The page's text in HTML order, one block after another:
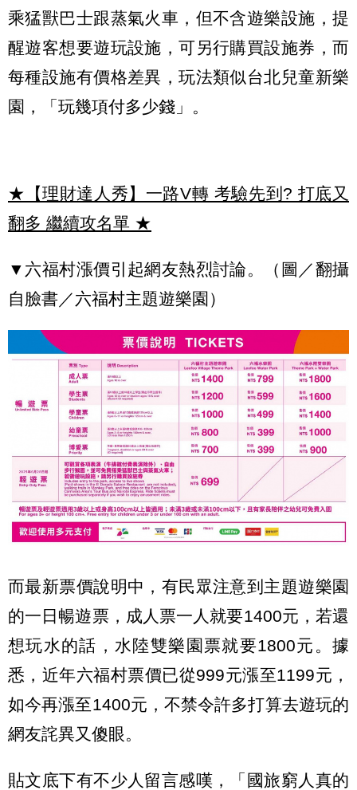
乘猛獸巴士跟蒸氣火車，但不含遊樂設施，提
醒遊客想要遊玩設施，可另行購買設施券，而
每種設施有價格差異，玩法類似台北兒童新樂
園，「玩幾項付多少錢」。
★【理財達人秀】一路V轉 考驗先到? 打底又
翻多 繼續攻名單 ★
▼六福村漲價引起網友熱烈討論。（圖／翻攝
自臉書／六福村主題遊樂園）
而最新票價說明中，有民眾注意到主題遊樂園
的一日暢遊票，成人票一人就要1400元，若還
想玩水的話，水陸雙樂園票就要1800元。據
悉，近年六福村票價已從999元漲至1199元，
如今再漲至1400元，不禁令許多打算去遊玩的
網友詫異又傻眼。
貼文底下有不少人留言感嘆，「國旅窮人真的